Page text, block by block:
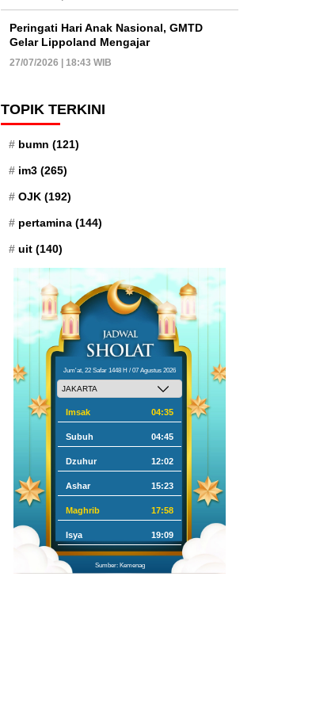
Peringati Hari Anak Nasional, GMTD
Gelar Lippoland Mengajar
27/07/2026 | 18:43 WIB
TOPIK TERKINI
bumn (121)
im3 (265)
OJK (192)
pertamina (144)
uit (140)
Jum'at, 22 Safar 1448 H / 07 Agustus 2026
Imsak 04:35
Subuh 04:45
Dzuhur 12:02
Ashar 15:23
Maghrib 17:58
Isya 19:09
Sumber: Kemenag